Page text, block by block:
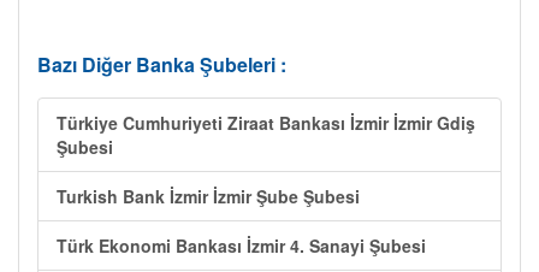
Bazı Diğer Banka Şubeleri :
Türkiye Cumhuriyeti Ziraat Bankası İzmir İzmir Gdiş
Şubesi
Turkish Bank İzmir İzmir Şube Şubesi
Türk Ekonomi Bankası İzmir 4. Sanayi Şubesi